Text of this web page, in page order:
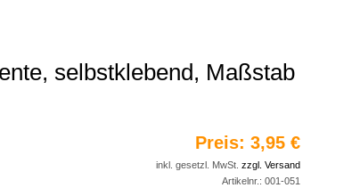
selbstklebend, Maßstab
Preis: 3,95 €
inkl. gesetzl. MwSt. zzgl. Versand
Artikelnr.: 001-051